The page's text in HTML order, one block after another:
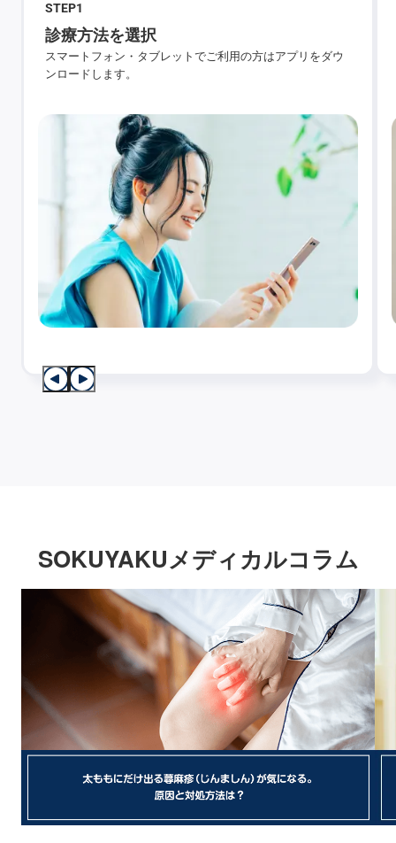
STEP1
診療方法を選択
スマートフォン・タブレットでご利用の方はアプリをダウ
ンロードします。
SOKUYAKUメディカルコラム